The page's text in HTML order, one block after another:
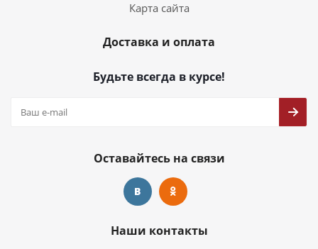
Карта сайта
Доставка и оплата
Будьте всегда в курсе!
Оставайтесь на связи
Наши контакты